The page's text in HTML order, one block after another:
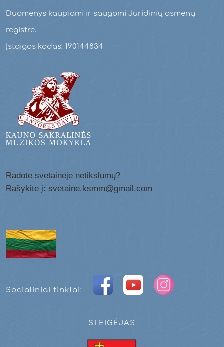
Duomenys kaupiami ir saugomi Juridinių asmenų
registre.
Įstaigos kodas: 190144834
Radote svetainėje netikslumų?
Rašykite į: svetaine.ksmm@gmail.com
Socialiniai tinklai:
STEIGĖJAS